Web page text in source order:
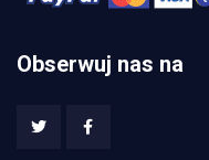
Obserwuj nas na